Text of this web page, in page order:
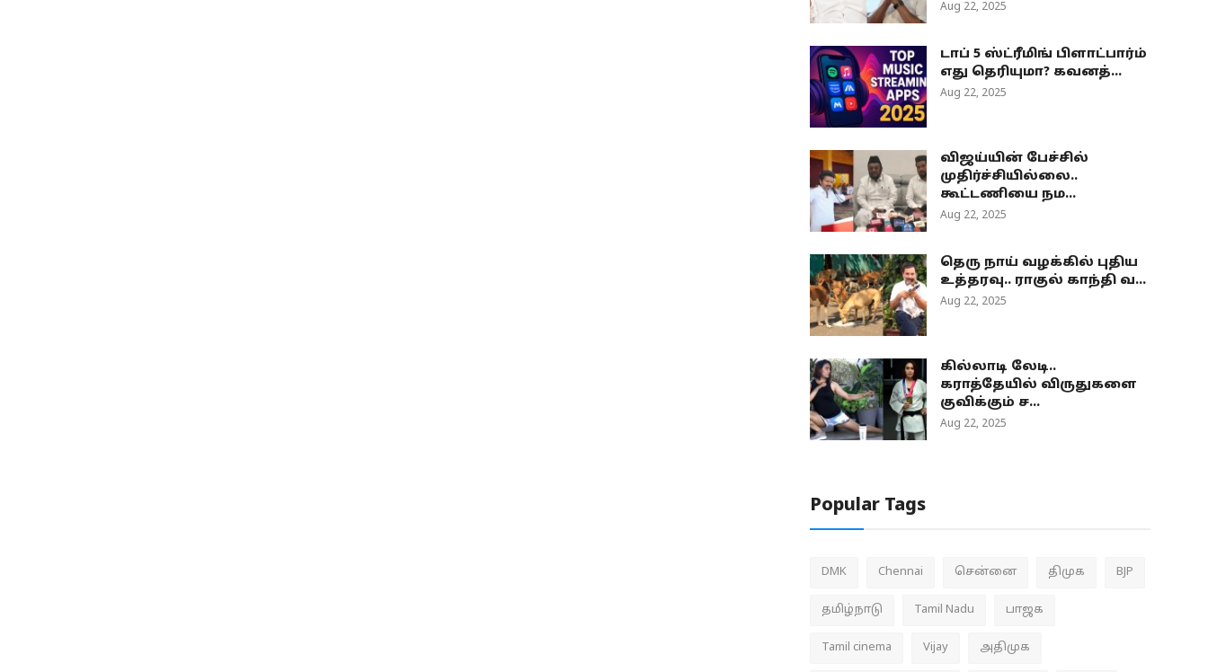
Aug 22, 2025
டாப் 5 ஸ்ட்ரீமிங் பிளாட்பார்ம்
எது தெரியுமா? கவனத்...
Aug 22, 2025
விஜய்யின் பேச்சில்
முதிர்ச்சியில்லை..
கூட்டணியை நம...
Aug 22, 2025
தெரு நாய் வழக்கில் புதிய
உத்தரவு.. ராகுல் காந்தி வ...
Aug 22, 2025
கில்லாடி லேடி..
கராத்தேயில் விருதுகளை
குவிக்கும் ச...
Aug 22, 2025
Popular Tags
DMK Chennai சென்னை திமுக BJP
தமிழ்நாடு Tamil Nadu பாஜக
Tamil cinema Vijay அதிமுக